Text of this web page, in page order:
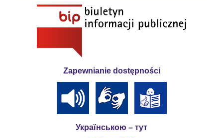
Zapewnianie dostępności
Українською – тут